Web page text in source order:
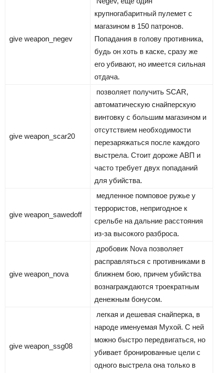
give weapon_negev
крупногабаритный пулемет с
магазином в 150 патронов.
Попадания в голову противника,
будь он хоть в каске, сразу же
его убивают, но имеется сильная
отдача.
give weapon_scar20
позволяет получить SCAR,
автоматическую снайперскую
винтовку с большим магазином и
отсутствием необходимости
перезаряжаться после каждого
выстрела. Стоит дороже АВП и
часто требует двух попаданий
для убийства.
give weapon_sawedoff
медленное помповое ружье у
террористов, непригодное к
срельбе на дальние расстояния
из-за высокого разброса.
give weapon_nova
дробовик Nova позволяет
расправляться с противниками в
ближнем бою, причем убийства
вознаграждаются троекратным
денежным бонусом.
give weapon_ssg08
легкая и дешевая снайперка, в
народе именуемая Мухой. С ней
можно быстро передвигаться, но
убивает бронированные цели с
одного выстрела она только в